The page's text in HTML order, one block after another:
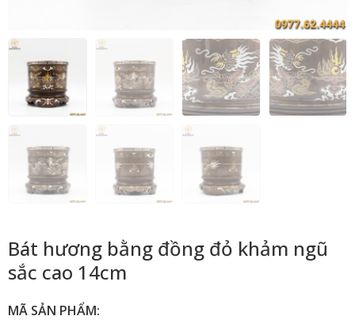
Bát hương bằng đồng đỏ khảm ngũ
sắc cao 14cm
MÃ SẢN PHẨM: